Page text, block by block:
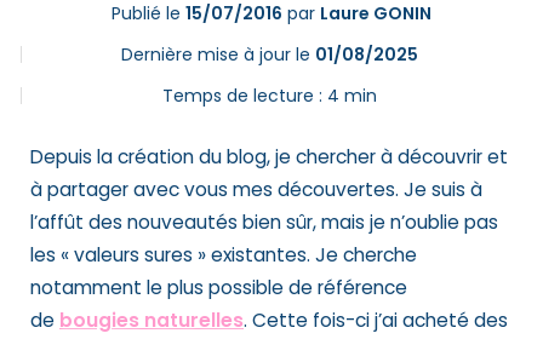
Publié le 15/07/2016 par Laure GONIN
Dernière mise à jour le 01/08/2025
Temps de lecture : 4 min
Depuis la création du blog, je chercher à découvrir et
à partager avec vous mes découvertes. Je suis à
l’affût des nouveautés bien sûr, mais je n’oublie pas
les « valeurs sures » existantes. Je cherche
notamment le plus possible de référence
de bougies naturelles. Cette fois-ci j’ai acheté des